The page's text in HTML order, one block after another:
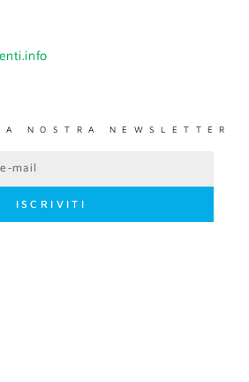
NOSTRA NEWSLETTER
ISCRIVITI